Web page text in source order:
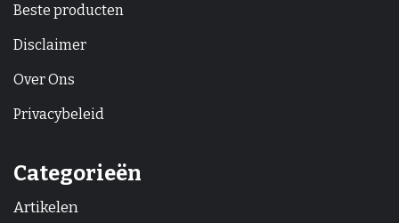
Beste producten
Disclaimer
Over Ons
Privacybeleid
Categorieën
Artikelen